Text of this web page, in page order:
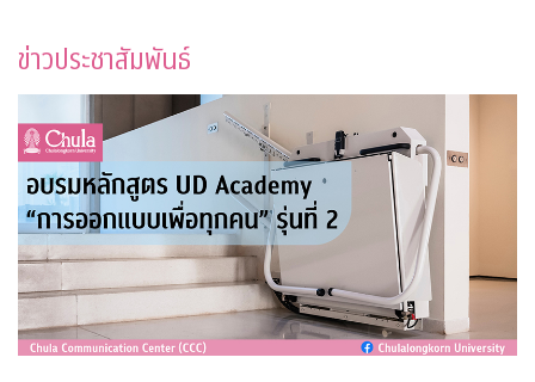
ข่าวประชาสัมพันธ์